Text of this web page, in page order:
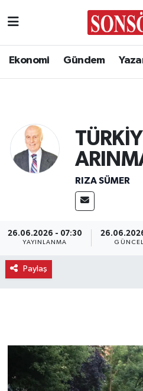
Ekonomi Gündem
RIZA SÜMER
26.06.2026 - 07:30
YAYINLANMA
Paylaş